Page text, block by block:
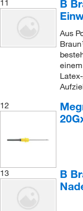
11
B
Aus
12
13
B